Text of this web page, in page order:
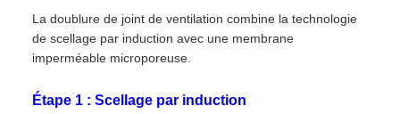
La doublure de joint de ventilation combine la technologie
de scellage par induction avec une membrane
imperméable microporeuse.
Étape 1 : Scellage par induction